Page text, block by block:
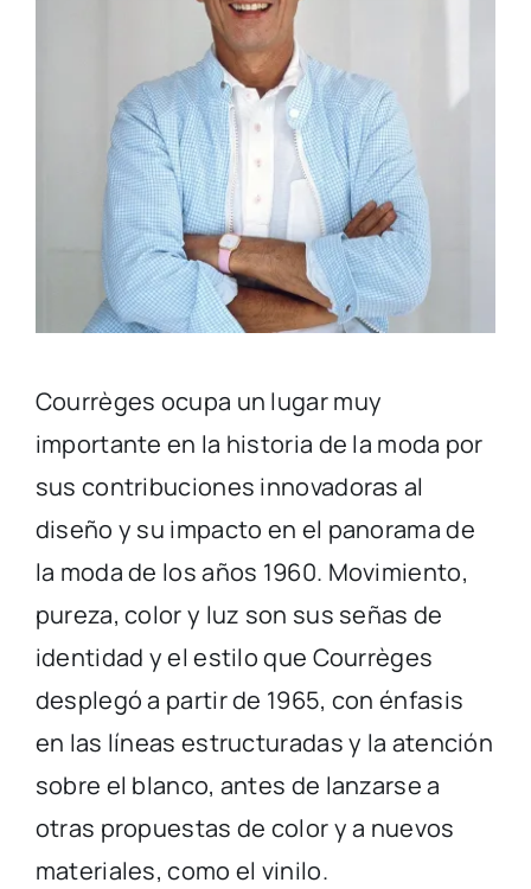
Courrèges ocupa un lugar muy
importante en la historia de la moda por
sus contribuciones innovadoras al
diseño y su impacto en el panorama de
la moda de los años 1960. Movimiento,
pureza, color y luz son sus señas de
identidad y el estilo que Courrèges
desplegó a partir de 1965, con énfasis
en las líneas estructuradas y la atención
sobre el blanco, antes de lanzarse a
otras propuestas de color y a nuevos
materiales, como el vinilo.